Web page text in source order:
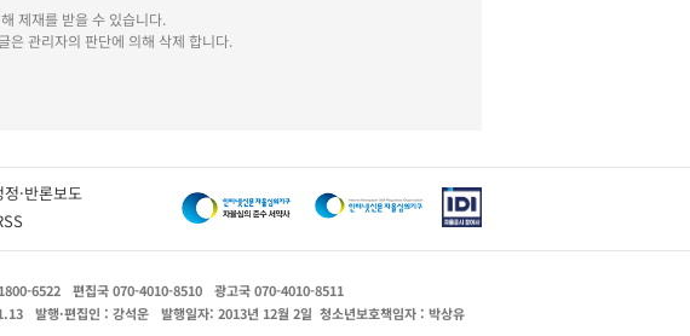
제재를 받을 수 있습니다.
은 관리자의 판단에 의해 삭제 합니다.
정·반론보도
6522 편집국 070-4010-8510
광고국 070-4010-8511
발행·편집인 : 강석운 발행일자: 2013년 12월 2일 청소년보호책임자 : 박상유